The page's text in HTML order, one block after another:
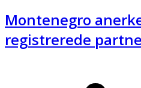
Montenegro
registrerede